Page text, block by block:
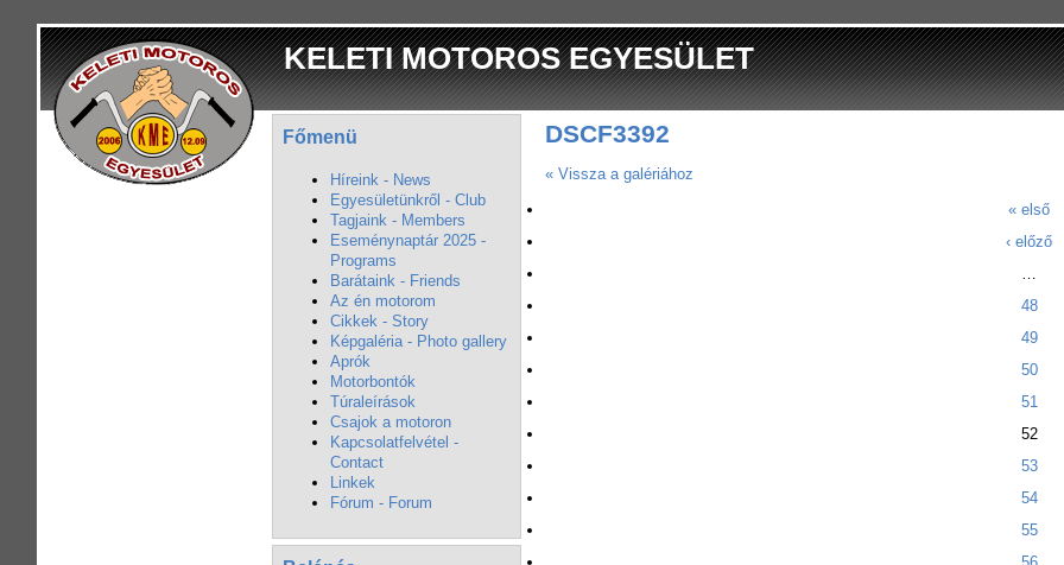
KELETI MOTOROS EGYESÜLET
Főmenü
Híreink - News
Egyesületünkről - Club
Tagjaink - Members
Eseménynaptár 2025 -
Programs
Barátaink - Friends
Az én motorom
Cikkek - Story
Képgaléria - Photo gallery
Aprók
Motorbontók
Túraleírások
Csajok a motoron
Kapcsolatfelvétel -
Contact
Linkek
Fórum - Forum
DSCF3392
« Vissza a galériához
« első
‹ előző
48
49
50
51
52
53
54
55